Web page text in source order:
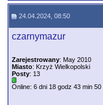
24.04.2024, 08:50
czarnymazur
Zarejestrowany: May 2010
Miasto: Krzyż Wielkopolski
Posty: 13
Online: 6 dni 18 godz 43 min 50